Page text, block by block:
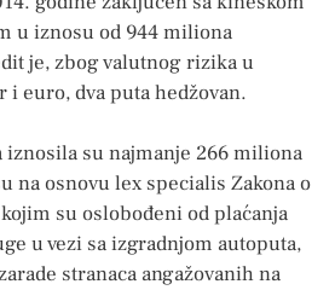
u iznosu od 944 miliona
je, zbog valutnog rizika u
euro, dva puta hedžovan.
iznosila su najmanje 266 miliona
na osnovu lex specialis Zakona o
su oslobođeni od plaćanja
u vezi sa izgradnjom autoputa,
stranaca angažovanih na